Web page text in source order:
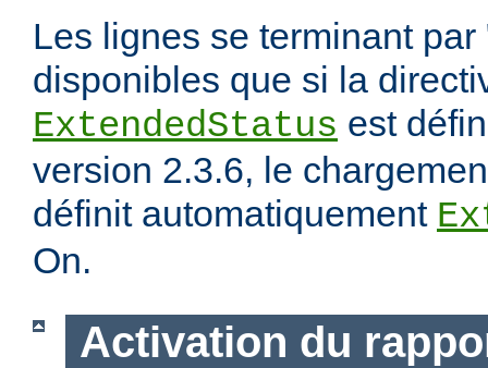
Les lignes se terminant par
disponibles que si la
ExtendedStatus est
version 2.3.6, le
définit automatiquement
On.
Activation du